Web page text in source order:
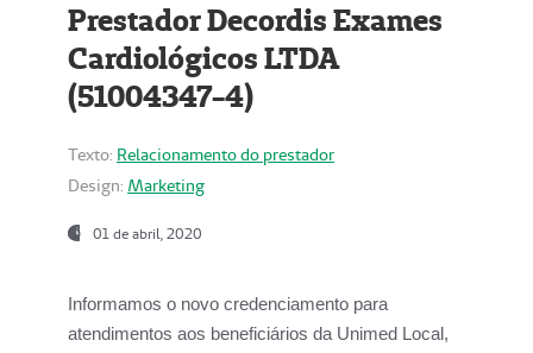
Prestador Decordis Exames
Cardiológicos LTDA
(51004347-4)
Texto: Relacionamento do prestador
Design: Marketing
01 de abril, 2020
Informamos o novo credenciamento para
atendimentos aos beneficiários da Unimed Local,